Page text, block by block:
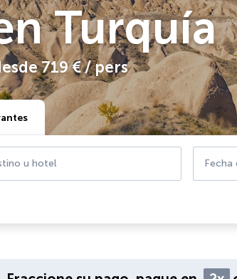
Turquía
719 €/ pers
u hotel Fecha